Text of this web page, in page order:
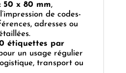
50 x 80 mm,
de codes-
adresses ou
étiquettes par
un usage régulier
transport ou